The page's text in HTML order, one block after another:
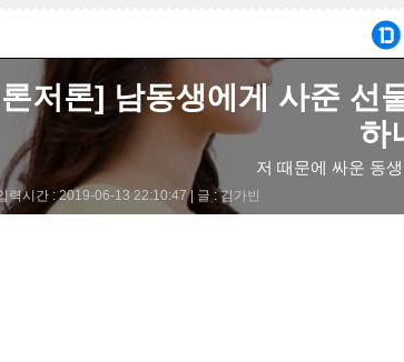
저론] 남동생에게 사준 선
하
저 때문에 싸운 동
력시간 : 2019-06-13 22:10:47 | 글 : 김가빈
해 게임기를 선물했지만, 올케가 이에 대해 화를 내
나쁘다고 주장하며 A씨에게 책임을 묻는 등 감정적
로 인해 A씨의 집을 찾아와 게임기를 올케가 자기 동
해 심란한 마음을 가지고 있으며, 이 상황에서 어떻게